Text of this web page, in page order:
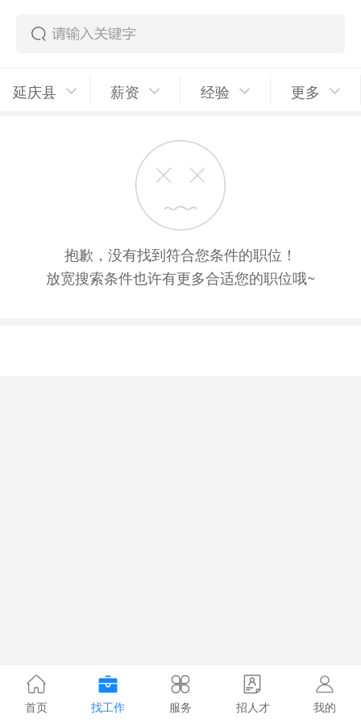
延庆县 薪资 经验 更多
抱歉，没有找到符合您条件的职位！
放宽搜索条件也许有更多合适您的职位哦~
首页 找工作 服务 招人才 我的